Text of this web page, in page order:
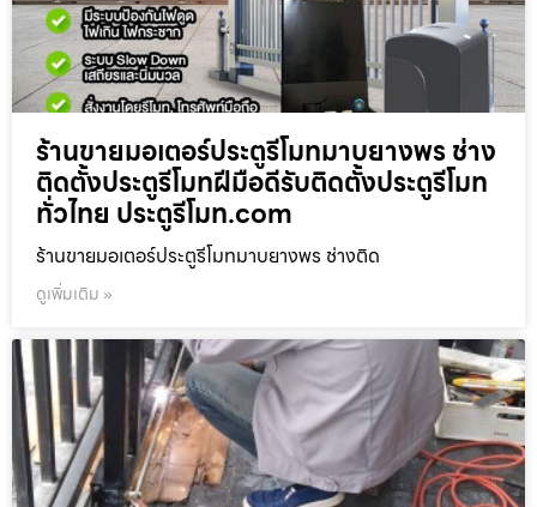
ร้านขายมอเตอร์ประตูรีโมทมาบยางพร ช่าง
ติดตั้งประตูรีโมทฝีมือดีรับติดตั้งประตูรีโมท
ทั่วไทย ประตูรีโมท.com
ร้านขายมอเตอร์ประตูรีโมทมาบยางพร ช่างติด
ดูเพิ่มเติม »